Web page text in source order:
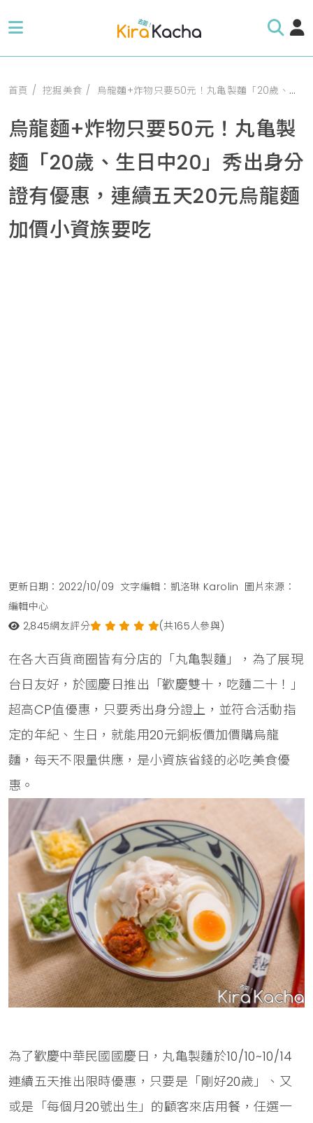
首頁 挖掘美食 烏龍麵+炸物只要50元！丸亀製麵「20歲、生日中20」秀出身分證有優惠，連續五天20元烏龍麵加價小資族要吃
烏龍麵+炸物只要50元！丸亀製
麵「20歲、生日中20」秀出身分
證有優惠，連續五天20元烏龍麵
加價小資族要吃
更新日期：2022/10/09 文字編輯：凱洛琳 Karolin 圖片來源：
編輯中心
2,845網友評分 (共165人參與)
在各大百貨商圈皆有分店的「丸亀製麵」，為了展現
台日友好，於國慶日推出「歡慶雙十，吃麵二十！」
超高CP值優惠，只要秀出身分證上，並符合活動指
定的年紀、生日，就能用20元銅板價加價購烏龍
麵，每天不限量供應，是小資族省錢的必吃美食優
惠。
為了歡慶中華民國國慶日，丸亀製麵於10/10~10/14
連續五天推出限時優惠，只要是「剛好20歲」、又
或是「每個月20號出生」的顧客來店用餐，任選一